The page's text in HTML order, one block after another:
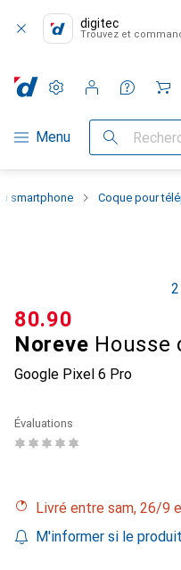
digitec
Trouvez et
Navigation par catégorie
Menu Recherche
Paramètres
Compte client
Listes de comparaison
Listes d'envies
Panier
smartphone Coque pour
Noreve Housse
Google Pixel 6 Pro
CHF
80.90
Évaluations
Livré entre sam, 26/9
M'informer si le